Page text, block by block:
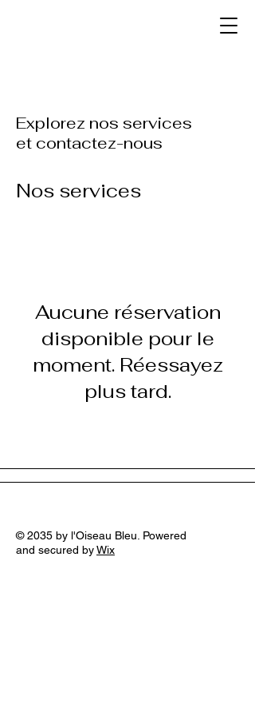
Explorez nos services
et contactez-nous
Nos services
Aucune réservation
disponible pour le
moment. Réessayez
plus tard.
© 2035 by l'Oiseau Bleu. Powered
and secured byWix